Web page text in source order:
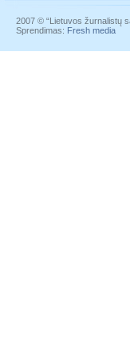
2007 © “Lietuvos žurnalistų
Sprendimas: Fresh media